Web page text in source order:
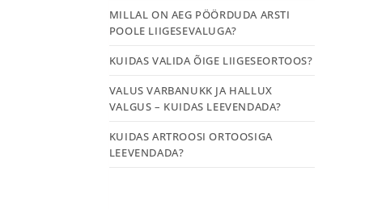
MILLAL ON AEG PÖÖRDUDA ARSTI
POOLE LIIGESEVALUGA?
KUIDAS VALIDA ÕIGE LIIGESEORTOOS?
VALUS VARBANUKK JA HALLUX
VALGUS – KUIDAS LEEVENDADA?
KUIDAS ARTROOSI ORTOOSIGA
LEEVENDADA?